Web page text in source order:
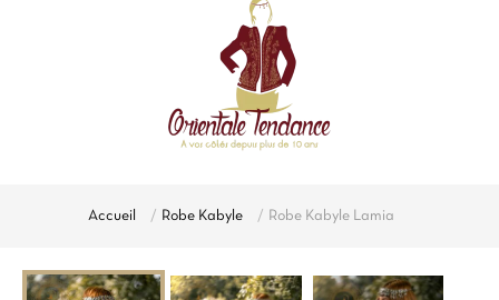
Accueil Robe Kabyle Robe Kabyle Lamia